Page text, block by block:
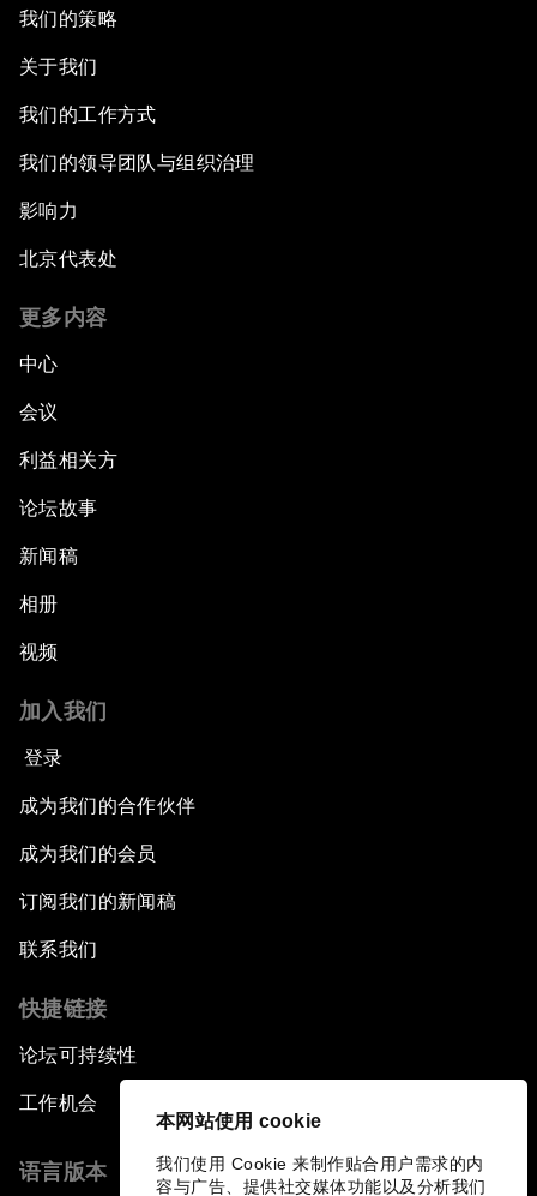
本网站使用 cookie
我们使用 Cookie 来制作贴合用户需求的内
容与广告、提供社交媒体功能以及分析我们
我们的策略
关于我们
我们的工作方式
我们的领导团队与组织治理
影响力
北京代表处
更多内容
中心
会议
利益相关方
论坛故事
新闻稿
相册
视频
加入我们
登录
成为我们的合作伙伴
成为我们的会员
订阅我们的新闻稿
联系我们
快捷链接
论坛可持续性
工作机会
语言版本